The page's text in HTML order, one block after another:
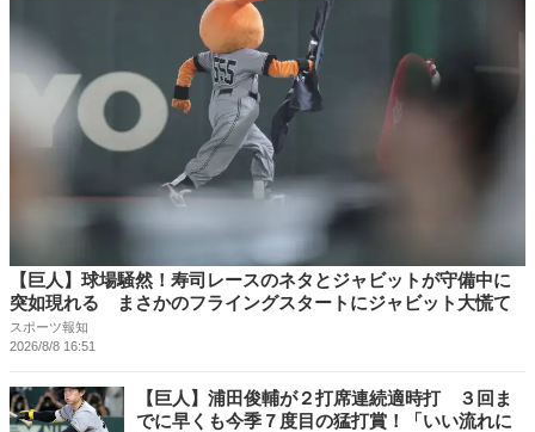
【巨人】球場騒然！寿司レースのネタとジャビットが守備中に
突如現れる まさかのフライングスタートにジャビット大慌て
スポーツ報知
2026/8/8 16:51
【巨人】浦田俊輔が２打席連続適時打 ３回ま
でに早くも今季７度目の猛打賞！「いい流れに